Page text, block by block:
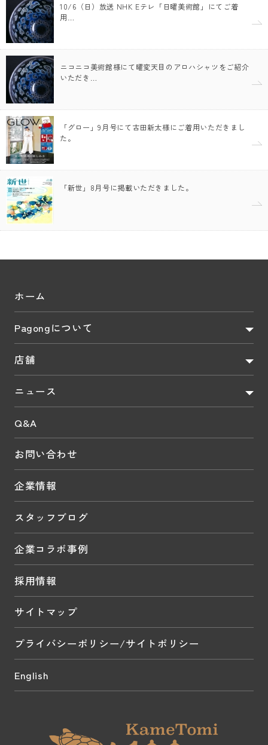
10/6（日）放送 NHK Eテレ「日曜美術館」にてご着
用…
ニコニコ美術館様にて曜変天目のアロハシャツをご紹介
いただき…
「グロー」9月号にて古田新太様にご着用いただきまし
た。
「新世」8月号に掲載いただきました。
ホーム
Pagongについて
店舗
ニュース
Q&A
お問い合わせ
企業情報
スタッフブログ
企業コラボ事例
採用情報
サイトマップ
プライバシーポリシー/サイトポリシー
English